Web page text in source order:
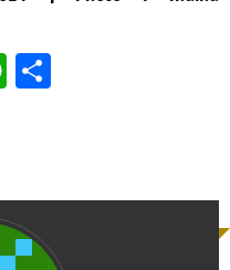
WhatsApp